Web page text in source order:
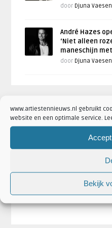
www.artiestennieuws.nl gebruikt
website en een optimale service.
Bekijk
door Djuna Vaesen
André Hazes
‘Niet alleen
maneschijn met
door Djuna Vaesen